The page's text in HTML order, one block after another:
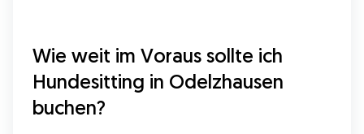
Wie weit im Voraus sollte ich
Hundesitting in Odelzhausen
buchen?